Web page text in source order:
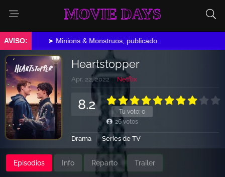
MOVIE DAYS
➤ Minions & Monstruos, publicado.
Heartstopper
Apr. 22, 2022 Netflix
Tu voto: 0
8.2
26 votos
Drama Series de TV
Episodios Info Reparto Trailer